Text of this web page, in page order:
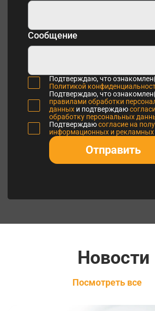
Сообщение
Подтверждаю, что
Политикой
Подтверждаю, что
правилами обработки
данных и подтверждаю
обработку персональных
Подтверждаюсогласие на
информационных и рекламных
Отправить
Новости
Посмотреть все